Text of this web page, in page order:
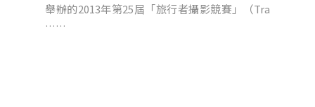
舉辦的2013年第25屆「旅行者攝影競賽」（Tra
……